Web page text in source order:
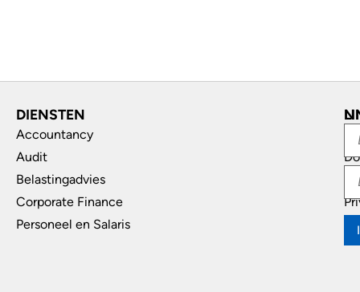
DIENSTEN
Accountancy
Audit
Belastingadvies
Corporate Finance
Personeel en Salaris